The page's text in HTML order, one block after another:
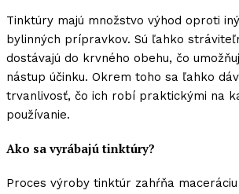
Tinktúry majú množstvo výhod oproti
bylinných prípravkov. Sú ľahko
dostávajú do krvného obehu, čo
nástup účinku. Okrem toho sa ľahko
trvanlivosť, čo ich robí praktickými na
používanie.
Ako sa vyrábajú tinktúry?
Proces výroby tinktúr zahŕňa